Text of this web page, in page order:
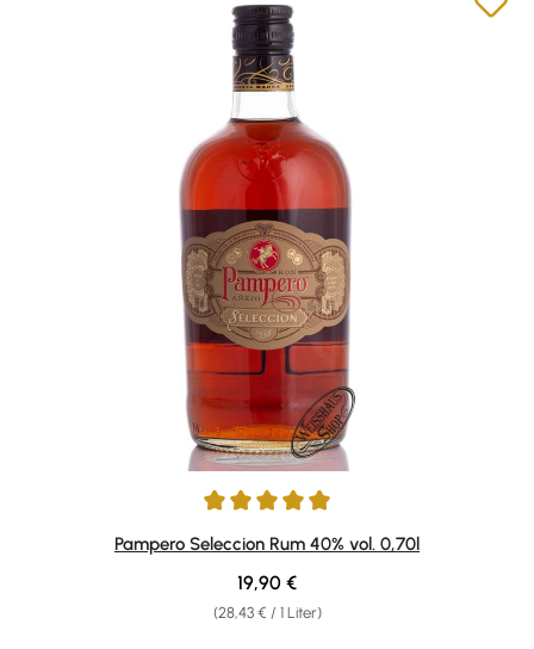
Durchschnittliche Bewertung von 5 von 5 Sternen
Pampero Seleccion Rum 40% vol. 0,70l
(28,43 € / 1 Liter)
Regulärer Preis:
19,90 €